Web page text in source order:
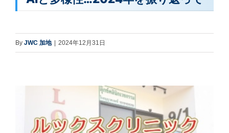
By JWC 加地 | 2024年12月31日